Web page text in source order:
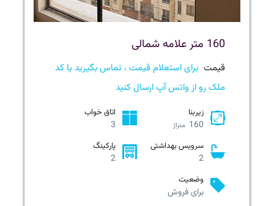
160 متر علامه شمالی
قیمت برای استعلام قیمت ، تماس بگیرید یا کد
ملک رو از واتس آپ ارسال کنید
زیربنا
160 متراژ
اتاق خواب
3
سرویس بهداشتی
2
پارکینگ
2
وضعیت
برای فروش